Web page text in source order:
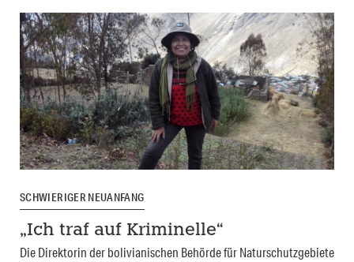
SCHWIERIGER NEUANFANG
„Ich traf auf Kriminelle“
Die Direktorin der bolivianischen Behörde für Naturschutzgebiete